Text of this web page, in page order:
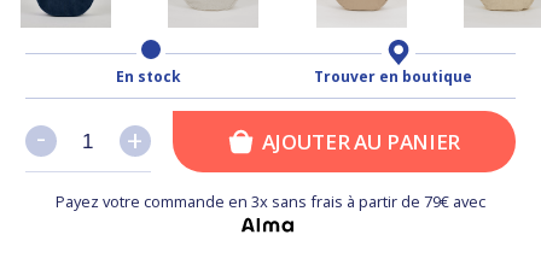
En stock Trouver en boutique
+
- +
- AJOUTER AU PANIER
Payez votre commande en 3x sans frais à partir de 79€ avec